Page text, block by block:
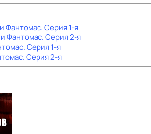
Фантомас. Серия 1-я
Фантомас. Серия 2-я
. Серия 1-я
. Серия 2-я